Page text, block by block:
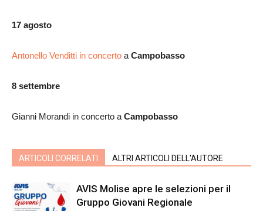
17 agosto
Antonello Venditti in concerto a Campobasso
8 settembre
Gianni Morandi in concerto a Campobasso
ARTICOLI CORRELATI ALTRI ARTICOLI DELL'AUTORE
AVIS Molise apre le selezioni per il
Gruppo Giovani Regionale